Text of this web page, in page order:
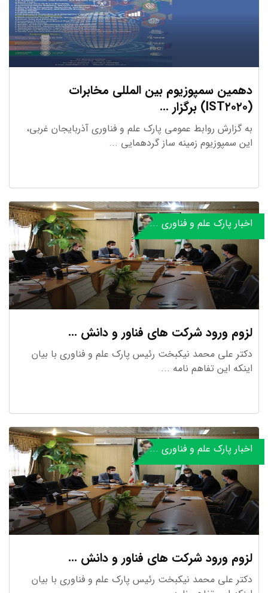
دهمین سمپوزیوم بین المللی مخابرات
(IST۲۰۲۰) برگزار ...
به گزارش روابط عمومی پارک علم و فناوری آذربایجان غربی،
این سمپوزیوم زمینه ساز گردهمایی ...
اخبار پارک علم و فناوری ...
لزوم ورود شرکت های فناور و دانش ...
دکتر علی محمد نیکبخت رئیس پارک علم و فناوری با بیان
اینکه این تفاهم نامه ...
اخبار پارک علم و فناوری ...
لزوم ورود شرکت های فناور و دانش ...
دکتر علی محمد نیکبخت رئیس پارک علم و فناوری با بیان